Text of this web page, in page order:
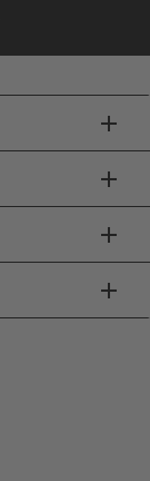
add
add
add
add